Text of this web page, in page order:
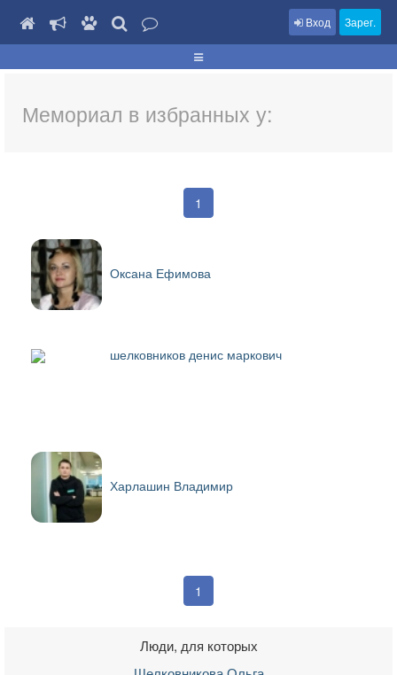
Вход Зарег.
Мемориал в избранных у:
1
Оксана Ефимова
шелковников денис маркович
Харлашин Владимир
1
Люди, для которых